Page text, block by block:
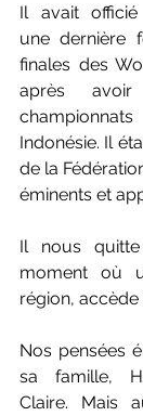
Il avait
une dernière
finales des
après
Indonésie. Il
de la
éminents et
Il nous quitte
moment où
région,
Nos pensées
sa famille,
Claire. Mais